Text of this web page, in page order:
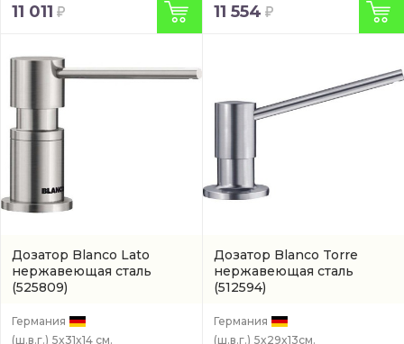
11 011 11 554
Дозатор Blanco Lato
нержавеющая сталь
(525809)
Германия
(ш.в.г.) 5x31x14 см.
Дозатор Blanco Torre
нержавеющая сталь
(512594)
Германия
(ш.в.г.) 5x29x13см.